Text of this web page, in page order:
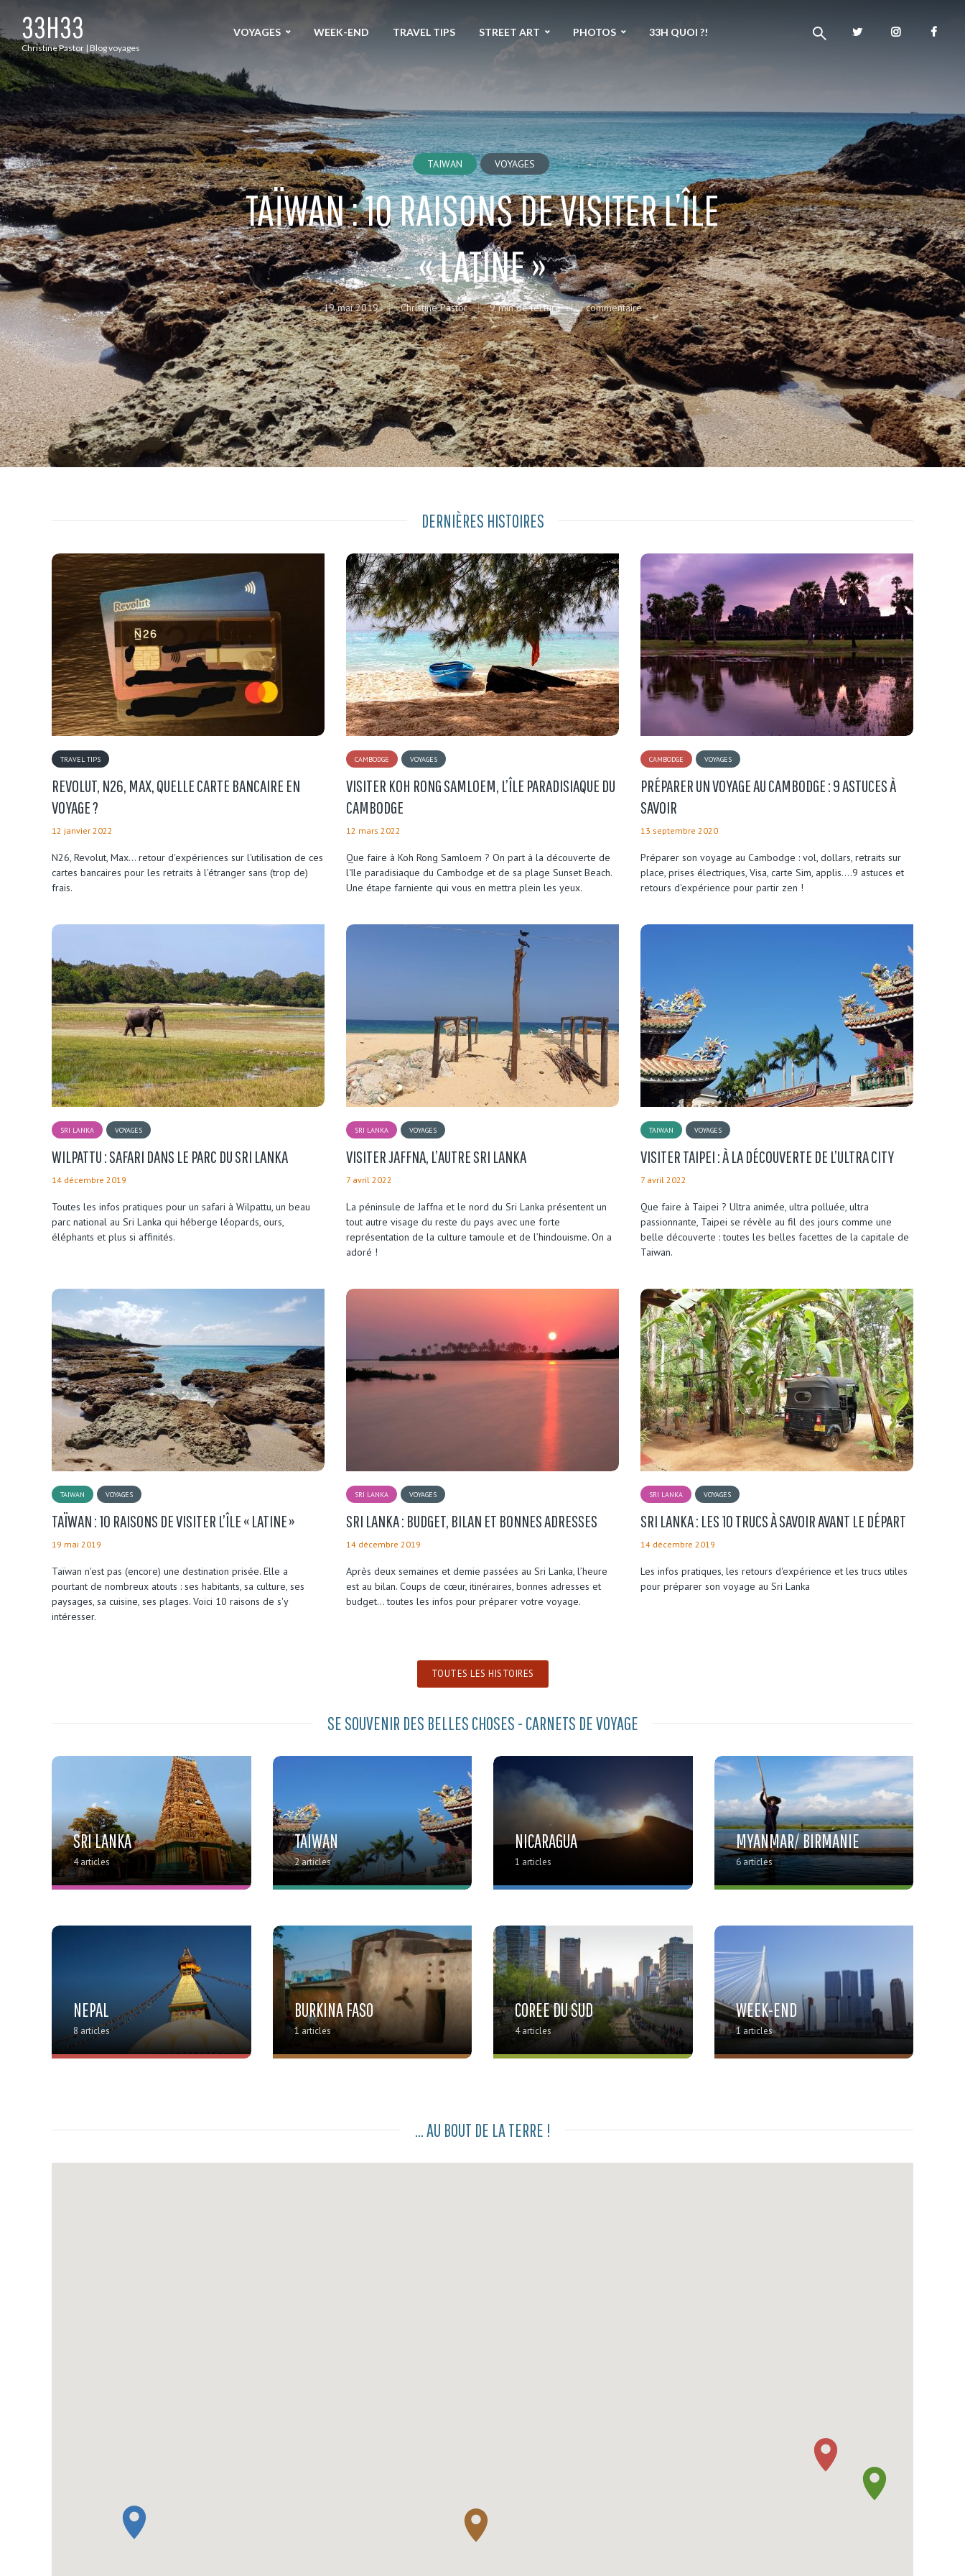
33H33
Christine Pastor | Blog voyages
VOYAGES WEEK-END TRAVEL TIPS STREET ART PHOTOS 33H QUOI ?!
TAIWAN VOYAGES
TAÏWAN : 10 RAISONS DE VISITER L’ÎLE
« LATINE »
19 mai 2019 Christine Pastor 9 min de lecture commentaire
DERNIÈRES HISTOIRES
TRAVEL TIPS
REVOLUT, N26, MAX, QUELLE CARTE BANCAIRE EN
VOYAGE ?
12 janvier 2022
N26, Revolut, Max... retour d'expériences sur l'utilisation de ces
cartes bancaires pour les retraits à l'étranger sans (trop de)
frais.
CAMBODGE VOYAGES
VISITER KOH RONG SAMLOEM, L’ÎLE PARADISIAQUE DU
CAMBODGE
12 mars 2022
Que faire à Koh Rong Samloem ? On part à la découverte de
l'île paradisiaque du Cambodge et de sa plage Sunset Beach.
Une étape farniente qui vous en mettra plein les yeux.
CAMBODGE VOYAGES
PRÉPARER UN VOYAGE AU CAMBODGE : 9 ASTUCES À
SAVOIR
13 septembre 2020
Préparer son voyage au Cambodge : vol, dollars, retraits sur
place, prises électriques, Visa, carte Sim, applis....9 astuces et
retours d'expérience pour partir zen !
SRI LANKA VOYAGES
WILPATTU : SAFARI DANS LE PARC DU SRI LANKA
14 décembre 2019
Toutes les infos pratiques pour un safari à Wilpattu, un beau
parc national au Sri Lanka qui héberge léopards, ours,
éléphants et plus si affinités.
SRI LANKA VOYAGES
VISITER JAFFNA, L’AUTRE SRI LANKA
7 avril 2022
La péninsule de Jaffna et le nord du Sri Lanka présentent un
tout autre visage du reste du pays avec une forte
représentation de la culture tamoule et de l’hindouisme. On a
adoré !
TAIWAN VOYAGES
VISITER TAIPEI : À LA DÉCOUVERTE DE L’ULTRA CITY
7 avril 2022
Que faire à Taipei ? Ultra animée, ultra polluée, ultra
passionnante, Taipei se révèle au fil des jours comme une
belle découverte : toutes les belles facettes de la capitale de
Taiwan.
TAIWAN VOYAGES
TAÏWAN : 10 RAISONS DE VISITER L’ÎLE « LATINE »
19 mai 2019
Taïwan n'est pas (encore) une destination prisée. Elle a
pourtant de nombreux atouts : ses habitants, sa culture, ses
paysages, sa cuisine, ses plages. Voici 10 raisons de s'y
intéresser.
SRI LANKA VOYAGES
SRI LANKA : BUDGET, BILAN ET BONNES ADRESSES
14 décembre 2019
Après deux semaines et demie passées au Sri Lanka, l’heure
est au bilan. Coups de cœur, itinéraires, bonnes adresses et
budget… toutes les infos pour préparer votre voyage.
SRI LANKA VOYAGES
SRI LANKA : LES 10 TRUCS À SAVOIR AVANT LE DÉPART
14 décembre 2019
Les infos pratiques, les retours d'expérience et les trucs utiles
pour préparer son voyage au Sri Lanka
TOUTES LES HISTOIRES
SE SOUVENIR DES BELLES CHOSES - CARNETS DE VOYAGE
SRI LANKA
4 articles
TAIWAN
2 articles
NICARAGUA
1 articles
MYANMAR/ BIRMANIE
6 articles
NEPAL
8 articles
BURKINA FASO
1 articles
COREE DU SUD
4 articles
WEEK-END
1 articles
... AU BOUT DE LA TERRE !